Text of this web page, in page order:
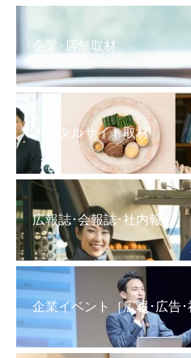
企業･店舗取材
ポータルサイト取材
広報誌･会報誌･社内報
企業イベント［広報･広告･